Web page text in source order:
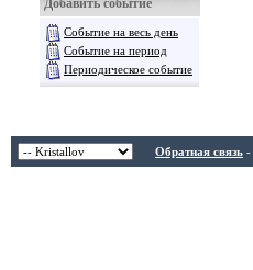
Добавить событие
Событие на весь день
Событие на период
Периодическое событие
Обратная связь -